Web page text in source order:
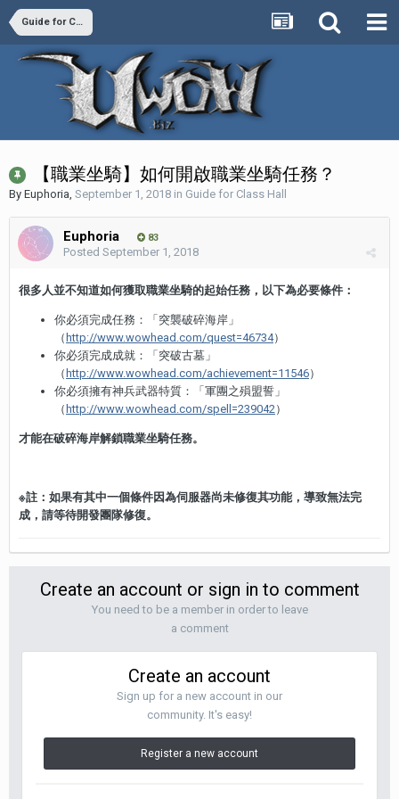
Guide for Class Hall
【職業坐騎】如何開啟職業坐騎任務？
By Euphoria, September 1, 2018 in Guide for Class Hall
Euphoria 83
Posted September 1, 2018
很多人並不知道如何獲取職業坐騎的起始任務，以下為必要條件：
你必須完成任務：「突襲破碎海岸」
（ http://www.wowhead.com/quest=46734）
你必須完成成就：「突破古墓」
（ http://www.wowhead.com/achievement=11546）
你必須擁有神兵武器特質：「軍團之殞盟誓」
（ http://www.wowhead.com/spell=239042）
才能在破碎海岸解鎖職業坐騎任務。
※註：如果有其中一個條件因為伺服器尚未修復其功能，導致無法完
成，請等待開發團隊修復。
Create an account or sign in to comment
You need to be a member in order to leave
a comment
Create an account
Sign up for a new account in our
community. It's easy!
Register a new account